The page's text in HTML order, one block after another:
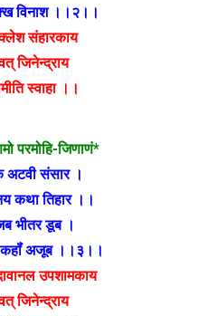
विनाश ।।२।।
संहारकाय
जिनेन्द्राय
स्वाहा ।।
परमोहि-जिणाणं*
संसार ।
कथा तिहार ।।
भीतर डूब ।
कहॉं अजूब ।।३।।
उपशामकाय
जिनेन्द्राय